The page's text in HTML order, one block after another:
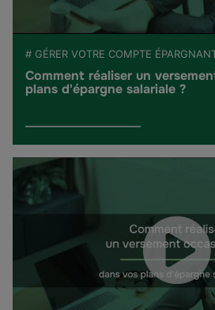
# GÉRER VOTRE COMPTE
Comment réaliser un
plans d'épargne salariale ?